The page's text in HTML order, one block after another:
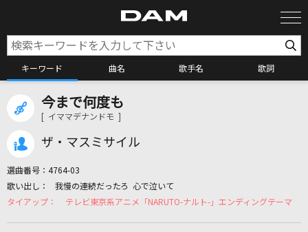
キーワード 曲名 歌手名 歌詞
カラオケ検索
カラオケリクエスト
今まで何度も
[ イママデナンドモ ]
ザ・マスミサイル
選曲番号： 4764-03
我慢の連続だったろ 心で泣いて
テレビ東京系アニメ「NARUTO-ナルト-」エンディングテーマ